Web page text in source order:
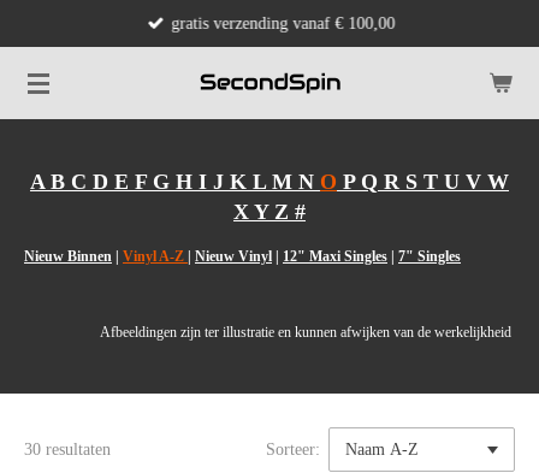
naar
de
gratis verzending vanaf € 100,00
A B C D E F G H I J K L M N O P Q R S T U V W
X Y Z #
Nieuw Binnen Vinyl A-Z Nieuw Vinyl 12" Maxi Singles 7" Singles
Afbeeldingen zijn ter illustratie en kunnen afwijken van de werkelijkheid
30 resultaten Sorteer: